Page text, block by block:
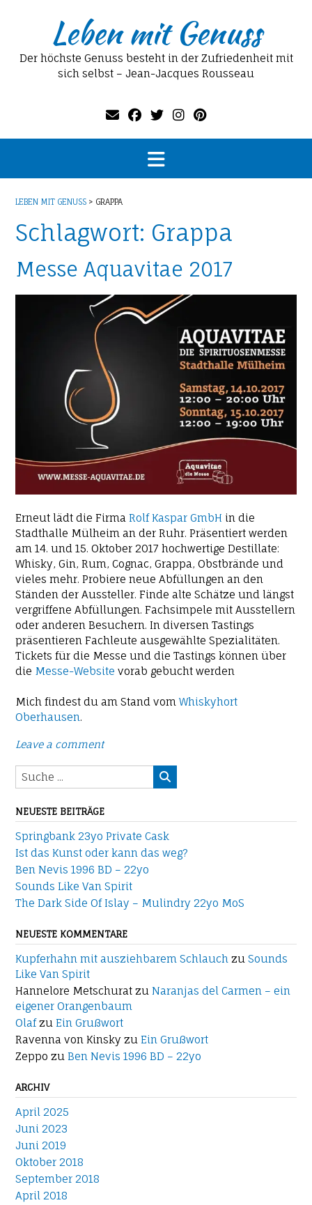
Leben mit Genuss
Der höchste Genuss besteht in der Zufriedenheit mit
sich selbst – Jean-Jacques Rousseau
LEBEN MIT GENUSS > GRAPPA
Schlagwort: Grappa
Messe Aquavitae 2017
Erneut lädt die Firma Rolf Kaspar GmbH in die
Stadthalle Mülheim an der Ruhr. Präsentiert werden
am 14. und 15. Oktober 2017 hochwertige Destillate:
Whisky, Gin, Rum, Cognac, Grappa, Obstbrände und
vieles mehr. Probiere neue Abfüllungen an den
Ständen der Aussteller. Finde alte Schätze und längst
vergriffene Abfüllungen. Fachsimpele mit Ausstellern
oder anderen Besuchern. In diversen Tastings
präsentieren Fachleute ausgewählte Spezialitäten.
Tickets für die Messe und die Tastings können über
die Messe-Website vorab gebucht werden
Mich findest du am Stand vom Whiskyhort
Oberhausen.
Leave a comment
NEUESTE BEITRÄGE
Springbank 23yo Private Cask
Ist das Kunst oder kann das weg?
Ben Nevis 1996 BD – 22yo
Sounds Like Van Spirit
The Dark Side Of Islay – Mulindry 22yo MoS
NEUESTE KOMMENTARE
Kupferhahn mit ausziehbarem Schlauch zu Sounds
Like Van Spirit
Hannelore Metschurat zu Naranjas del Carmen – ein
eigener Orangenbaum
Olafzu Ein Grußwort
Ravenna von Kinsky zu Ein Grußwort
Zeppo zu Ben Nevis 1996 BD – 22yo
ARCHIV
April 2025
Juni 2023
Juni 2019
Oktober 2018
September 2018
April 2018